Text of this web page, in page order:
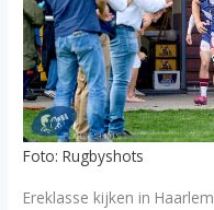
Foto: Rugbyshots
Ereklasse kijken in Haarlem